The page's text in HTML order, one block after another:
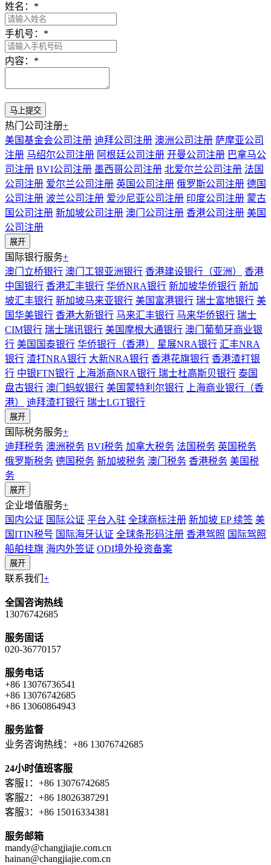
姓名： *
手机号： *
内容： *
热门公司注册+
美国基金会公司注册 迪拜公司注册 澳洲公司注册 萨摩亚公司
注册 马绍尔公司注册 阿根廷公司注册 开曼公司注册 巴拿马公
司注册 BVI公司注册 墨西哥公司注册 北爱尔兰公司注册 法国
公司注册 爱尔兰公司注册 英国公司注册 俄罗斯公司注册 德国
公司注册 波兰公司注册 爱沙尼亚公司注册 印度公司注册 蒙古
国公司注册 新加坡公司注册 澳门公司注册 香港公司注册 美国
公司注册
展开
国际银行服务+
澳门立桥银行 澳门工银亚洲银行 香港建设银行（亚洲）
香港
中国银行 香港汇丰银行 华侨NRA银行 新加坡华侨银行 新加
坡汇丰银行 新加坡马来亚银行 美国富港银行 瑞士富地银行 美
国华美银行 香港大新银行 马来汇丰银行 马来华侨银行 瑞士
CIM银行 瑞士瑞讯银行 美国摩根大通银行 澳门葡萄牙商业银
行 美国国泰银行 华侨银行（香港） 星展NRA银行 汇丰NRA
银行 渣打NRA银行 大新NRA银行 香港花旗银行 香港渣打银
行 中银FTN银行 上海浙商NRA银行 瑞士杜高斯贝银行 泰国
盘古银行 澳门蚂蚁银行 美国蒙特利尔银行
上海商业银行（香
港）
迪拜渣打银行 瑞士LGT银行
展开
国际税务服务+
迪拜税务 澳洲税务 BVI税务 加拿大税务 法国税务 英国税务
俄罗斯税务 德国税务 新加坡税务 澳门税务 香港税务 美国税
务
展开
企业增值服务+
国内公证 国际公证 平台入驻 全球商标注册 新加坡 EP 续签 美
国ITIN税号 国际海牙认证 全球条形码注册 香港驾照 国际驾照
船舶挂旗 海内外签证 ODI境外投资备案
展开
联系我们 +
全国咨询热线
13076742685
服务固话
020-36770157
服务电话
+86 13076736541
+86 13076742685
+86 13060864943
服务监督
业务咨询热线：+86 13076742685
24小时值班客服
客服1：+86 13076742685
客服2：+86 18026387291
客服3：+86 15016334381
服务邮箱
mandy@changjiajie.com.cn
hainan@changjiajie.com.cn